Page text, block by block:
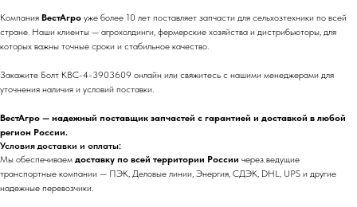
Компания ВестАгро уже более 10 лет поставляет запчасти для сельхозтехники по всей
стране. Наши клиенты — агрохолдинги, фермерские хозяйства и дистрибьюторы, для
которых важны точные сроки и стабильное качество.
Закажите Болт КВС-4-3903609 онлайн или свяжитесь с нашими менеджерами для
уточнения наличия и условий поставки.
ВестАгро — надежный поставщик запчастей с гарантией и доставкой в любой
регион России.
Условия доставки и оплаты:
Мы обеспечиваем доставку по всей территории России через ведущие
транспортные компании — ПЭК, Деловые линии, Энергия, СДЭК, DHL, UPS и другие
надежные перевозчики.